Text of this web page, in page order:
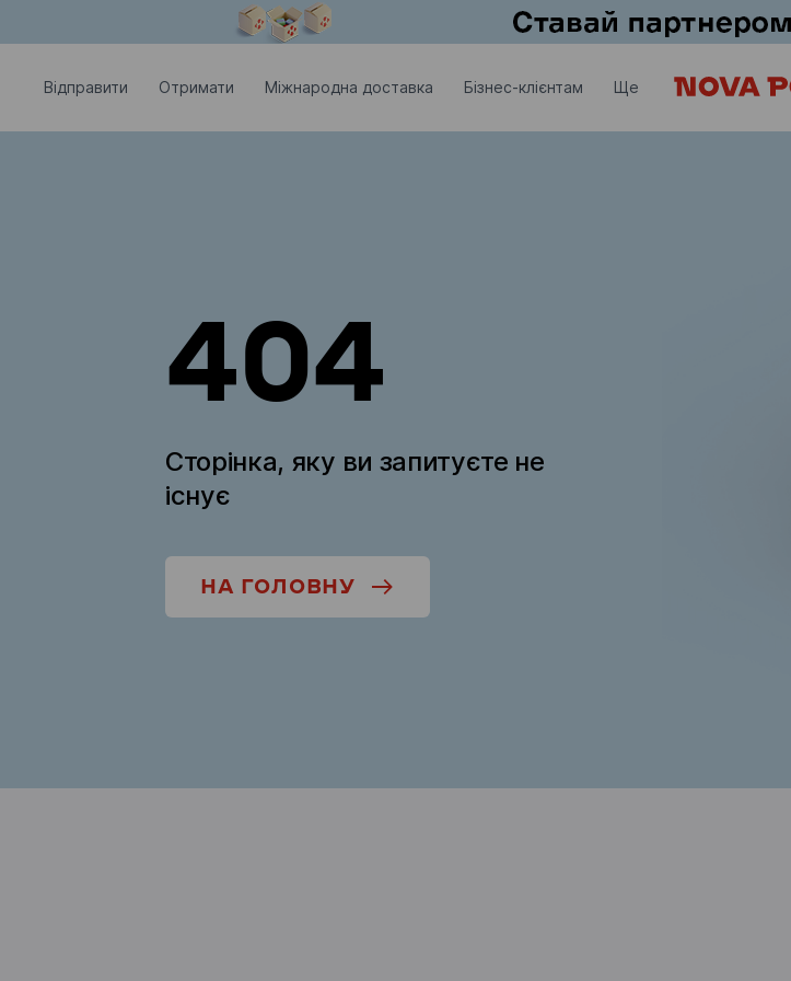
Відправити Отримати Міжнародна доставка Бізнес-клієнтам Ще
404
Сторінка, яку ви запитуєте не
існує
НА ГОЛОВНУ